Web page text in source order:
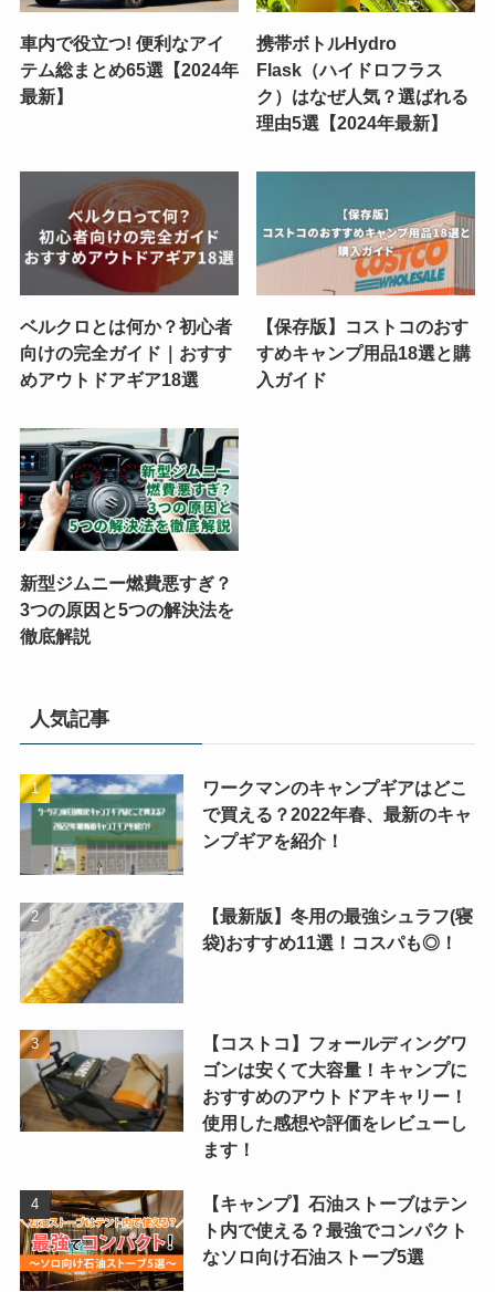
車内で役立つ! 便利なアイ
テム総まとめ65選【2024年
最新】
携帯ボトルHydro
Flask（ハイドロフラス
ク）はなぜ人気？選ばれる
理由5選【2024年最新】
ベルクロとは何か？初心者
向けの完全ガイド｜おすす
めアウトドアギア18選
【保存版】コストコのおす
すめキャンプ用品18選と購
入ガイド
新型ジムニー燃費悪すぎ？
3つの原因と5つの解決法を
徹底解説
人気記事
ワークマンのキャンプギアはどこ
で買える？2022年春、最新のキャ
ンプギアを紹介！
【最新版】冬用の最強シュラフ(寝
袋)おすすめ11選！コスパも◎！
【コストコ】フォールディングワ
ゴンは安くて大容量！キャンプに
おすすめのアウトドアキャリー！
使用した感想や評価をレビューし
ます！
【キャンプ】石油ストーブはテン
ト内で使える？最強でコンパクト
なソロ向け石油ストーブ5選